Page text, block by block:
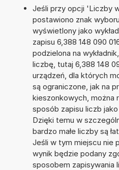
Jeśli przy opcji 'Liczby
postawiono znak
wyświetlony jako
zapisu 6,388 148 090
podzielona na
liczbę, tutaj 6,388 148
urządzeń, dla których
są ograniczone, jak na
kieszonkowych, można
sposób zapisu liczb
Dzięki temu w
bardzo małe liczby są
Jeśli w tym miejscu nie
wynik będzie podany
sposobem zapisywania